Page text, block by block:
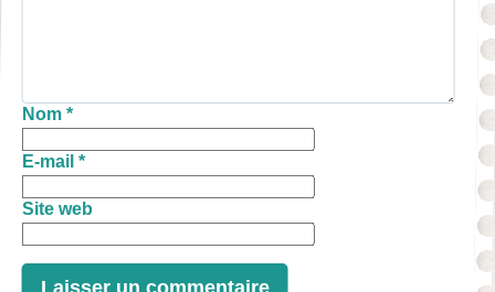
Nom *
E-mail *
Site web